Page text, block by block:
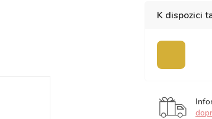
K dispozici